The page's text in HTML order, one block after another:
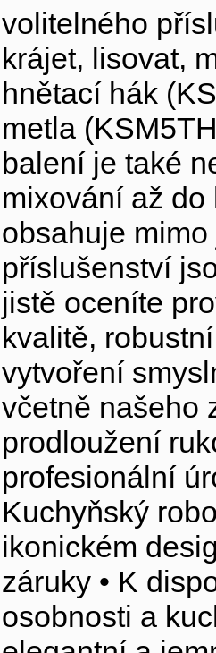
volitelného
krájet, lisovat,
hnětací hák
metla
balení je také
mixování až do
obsahuje
příslušenství
jistě oceníte
kvalitě,
vytvoření
včetně našeho
prodloužení
profesionální
Kuchyňský
ikonickém
záruky • K
osobnosti a